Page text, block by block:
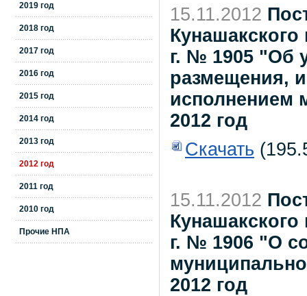
2019 год
2018 год
2017 год
2016 год
2015 год
2014 год
2013 год
2012 год
2011 год
2010 год
Прочие НПА
15.11.2012
Кунашакского
г. № 1905 "Об
размещения,
исполнением
2012 год
Скачать
15.11.2012
Кунашакского
г. № 1906 "О
2012 год